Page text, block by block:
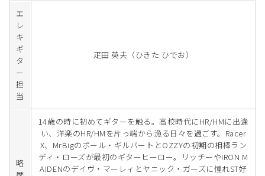
エ
レ
キ
ギ
タ
ー
担
当
疋田 英夫（ひきた ひでお）
略
14歳の時に初めてギターを触る。高校時代にHR/HMに出逢
い、洋楽のHR/HMを片っ端から漁る日々を過ごす。Racer
X、MrBigのポール・ギルバートとOZZYの初期の相棒ラン
ディ・ローズが最初のギターヒーロー。リッチーやIRON M
AIDENのデイヴ・マーレィとヤニック・ガーズに憧れST好